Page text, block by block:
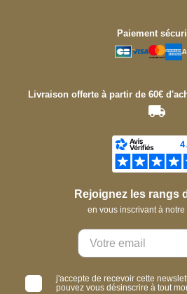
Paiement
Livraison offerte à partir de 60€
Rejoignez les rangs
en vous inscrivant à
j'accepte de recevoir cette
pouvez vous désinscrire à tout